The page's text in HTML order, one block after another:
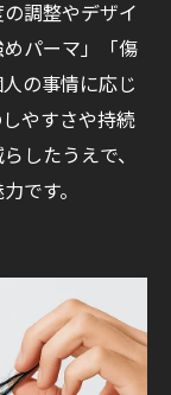
調整やデザイ
パーマ」「傷
の事情に応じ
やすさや持続
したうえで、
です。